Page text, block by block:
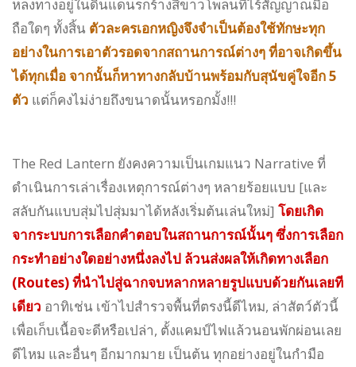
หลงทางอยู่ในดินแดนรกร้างสีขาวโพลนที่ไร้สัญญาณมือ
ถือใดๆ ทั้งสิ้น ตัวละครเอกหญิงจึงจำเป็นต้องใช้ทักษะทุก
อย่างในการเอาตัวรอดจากสถานการณ์ต่างๆ ที่อาจเกิดขึ้น
ได้ทุกเมื่อ จากนั้นก็หาทางกลับบ้านพร้อมกับสุนัขคู่ใจอีก 5
ตัว แต่ก็คงไม่ง่ายถึงขนาดนั้นหรอกมั้ง!!!
The Red Lantern ยังคงความเป็นเกมแนว Narrative ที่
ดำเนินการเล่าเรื่องเหตุการณ์ต่างๆ หลายร้อยแบบ [และ
สลับกันแบบสุ่มไปสุ่มมาได้หลังเริ่มต้นเล่นใหม่] โดยเกิด
จากระบบการเลือกคำตอบในสถานการณ์นั้นๆ ซึ่งการเลือก
กระทำอย่างใดอย่างหนึ่งลงไป ล้วนส่งผลให้เกิดทางเลือก
(Routes) ที่นำไปสู่ฉากจบหลากหลายรูปแบบด้วยกันเลยที
เดียว อาทิเช่น เข้าไปสำรวจพื้นที่ตรงนี้ดีไหม, ล่าสัตว์ตัวนี้
เพื่อเก็บเนื้อจะดีหรือเปล่า, ตั้งแคมป์ไฟแล้วนอนพักผ่อนเลย
ดีไหม และอื่นๆ อีกมากมาย เป็นต้น ทุกอย่างอยู่ในกำมือ